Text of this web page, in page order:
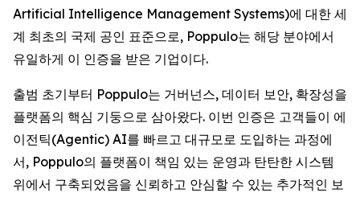
Artificial Intelligence Management Systems)에 대한 세
계 최초의 국제 공인 표준으로, Poppulo는 해당 분야에서
유일하게 이 인증을 받은 기업이다.
출범 초기부터 Poppulo는 거버넌스, 데이터 보안, 확장성을
플랫폼의 핵심 기둥으로 삼아왔다. 이번 인증은 고객들이 에
이전틱(Agentic) AI를 빠르고 대규모로 도입하는 과정에
서, Poppulo의 플랫폼이 책임 있는 운영과 탄탄한 시스템
위에서 구축되었음을 신뢰하고 안심할 수 있는 추가적인 보